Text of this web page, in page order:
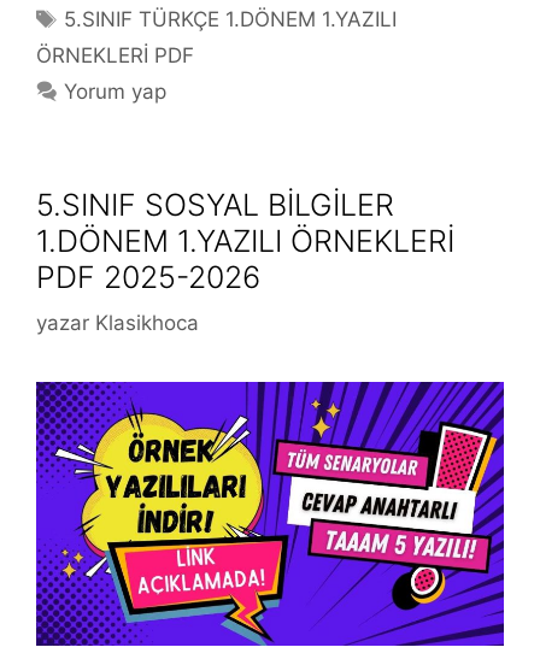
Etiketler
5.SINIF TÜRKÇE 1.DÖNEM 1.YAZILI
ÖRNEKLERİ PDF
Yorum yap
5.SINIF SOSYAL BİLGİLER
1.DÖNEM 1.YAZILI ÖRNEKLERİ
PDF 2025-2026
yazar Klasikhoca